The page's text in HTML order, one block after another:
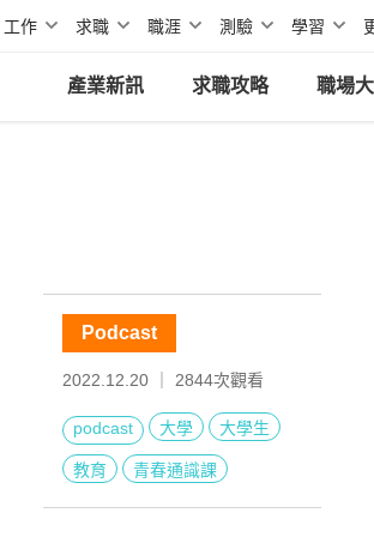
工作 求職 職涯 測驗 學習
產業新訊 求職攻略 職場
Podcast
2022.12.20 ｜ 2844次觀看
podcast 大學 大學生
教育 青春通識課